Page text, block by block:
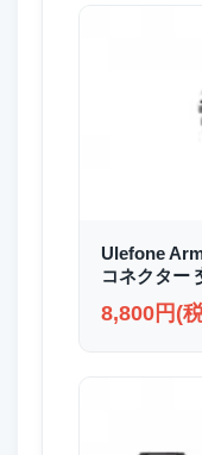
Ulefone
コネクター
8,800円(